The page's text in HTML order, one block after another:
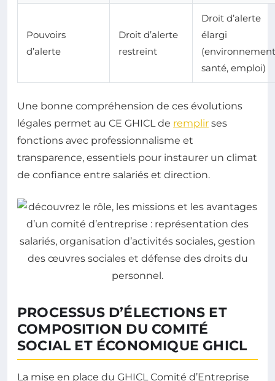
Pouvoirs
d’alerte
Droit d’alerte
restreint
Droit d’alerte
élargi
santé, emploi)
Une bonne compréhension de ces évolutions
légales permet au CE GHICL de remplir ses
fonctions avec professionnalisme et
transparence, essentiels pour instaurer un climat
de confiance entre salariés et direction.
PROCESSUS D’ÉLECTIONS ET
COMPOSITION DU COMITÉ
SOCIAL ET ÉCONOMIQUE GHICL
La mise en place du GHICL Comité d’Entreprise